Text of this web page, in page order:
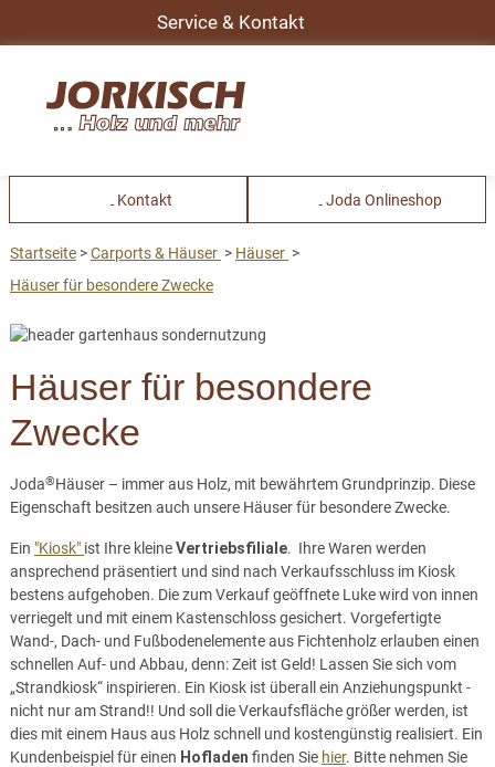
Service & Kontakt
Kontakt Joda Onlineshop
Startseite Carports & Häuser
Häuser
Häuser für besondere Zwecke
Häuser für besondere
Zwecke
Joda®Häuser – immer aus Holz, mit bewährtem Grundprinzip. Diese
Eigenschaft besitzen auch unsere Häuser für besondere Zwecke.
Ein "Kiosk" ist Ihre kleineVertriebsfiliale. Ihre Waren werden
ansprechend präsentiert und sind nach Verkaufsschluss im Kiosk
bestens aufgehoben. Die zum Verkauf geöffnete Luke wird von innen
verriegelt und mit einem Kastenschloss gesichert. Vorgefertigte
Wand-, Dach- und Fußbodenelemente aus Fichtenholz erlauben einen
schnellen Auf- und Abbau, denn: Zeit ist Geld! Lassen Sie sich vom
„Strandkiosk“ inspirieren. Ein Kiosk ist überall ein Anziehungspunkt -
nicht nur am Strand!! Und soll die Verkaufsfläche größer werden, ist
dies mit einem Haus aus Holz schnell und kostengünstig realisiert. Ein
Kundenbeispiel für einen Hofladen finden Sie hier. Bitte nehmen Sie